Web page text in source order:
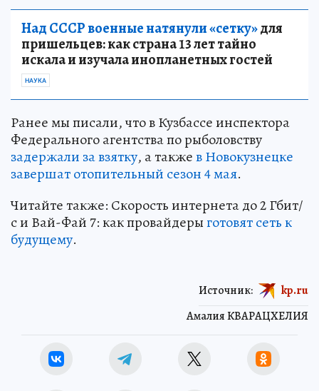
Над СССР военные натянули «сетку»для
пришельцев: как страна 13 лет тайно
искала и изучала инопланетных гостей
НАУКА
Ранее мы писали, что в Кузбассе инспектора
Федерального агентства по рыболовству
задержали за взятку, а такжев Новокузнецке
завершат отопительный сезон 4 мая.
Читайте также: Скорость интернета до 2 Гбит/
с и Вай-Фай 7: как провайдерыготовят сеть к
будущему.
Амалия КВАРАЦХЕЛИЯ
Источник: kp.ru